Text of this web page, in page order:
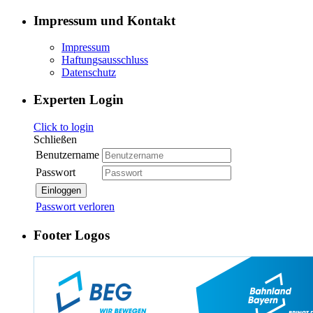
Impressum und Kontakt
Impressum
Haftungsausschluss
Datenschutz
Experten Login
Click to login
Schließen
Benutzername
Passwort
Einloggen
Passwort verloren
Footer Logos